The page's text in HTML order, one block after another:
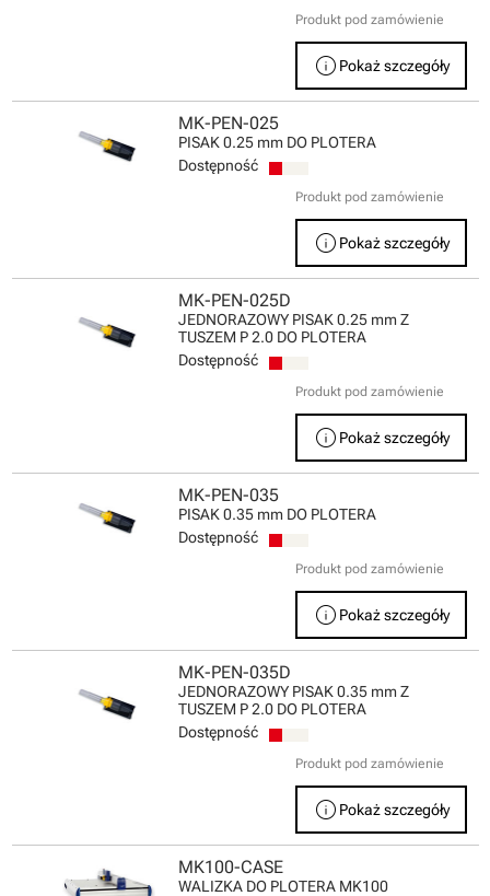
Produkt pod zamówienie
info Pokaż szczegóły
MK-PEN-025
PISAK 0.25 mm DO PLOTERA
Dostępność
Produkt pod zamówienie
info Pokaż szczegóły
MK-PEN-025D
JEDNORAZOWY PISAK 0.25 mm Z
TUSZEM P 2.0 DO PLOTERA
Dostępność
Produkt pod zamówienie
info Pokaż szczegóły
MK-PEN-035
PISAK 0.35 mm DO PLOTERA
Dostępność
Produkt pod zamówienie
info Pokaż szczegóły
MK-PEN-035D
JEDNORAZOWY PISAK 0.35 mm Z
TUSZEM P 2.0 DO PLOTERA
Dostępność
Produkt pod zamówienie
info Pokaż szczegóły
MK100-CASE
WALIZKA DO PLOTERA MK100